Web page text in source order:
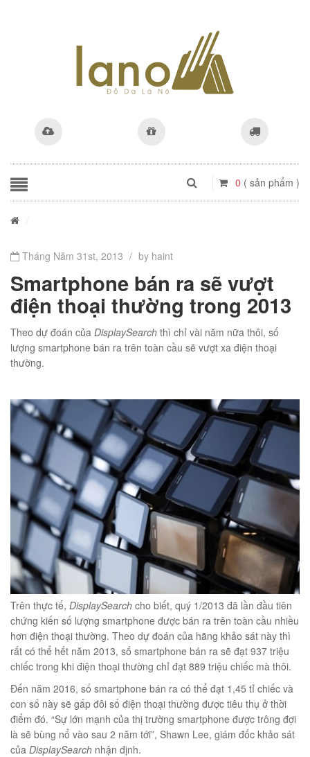
0 ( sản phẩm )
JEEP giá rẻ 002
GIỎ
Jeep giá rẻ 04
GIỎ
Tháng Năm 31st, 2013 / by haint
Smartphone bán ra sẽ vượt
điện thoại thường trong 2013
Theo dự đoán của DisplaySearch thì chỉ vài năm nữa thôi, số
lượng smartphone bán ra trên toàn cầu sẽ vượt xa điện thoại
thường.
Trên thực tế, DisplaySearch cho biết, quý 1/2013 đã lần đầu tiên
chứng kiến số lượng smartphone được bán ra trên toàn cầu nhiều
hơn điện thoại thường. Theo dự đoán của hãng khảo sát này thì
rất có thể hết năm 2013, số smartphone bán ra sẽ đạt 937 triệu
chiếc trong khi điện thoại thường chỉ đạt 889 triệu chiếc mà thôi.
Đến năm 2016, số smartphone bán ra có thể đạt 1,45 tỉ chiếc và
con số này sẽ gấp đôi số điện thoại thường được tiêu thụ ở thời
điểm đó. “Sự lớn mạnh của thị trường smartphone được trông đợi
là sẽ bùng nổ vào sau 2 năm tới”, Shawn Lee, giám đốc khảo sát
của DisplaySearch nhận định.